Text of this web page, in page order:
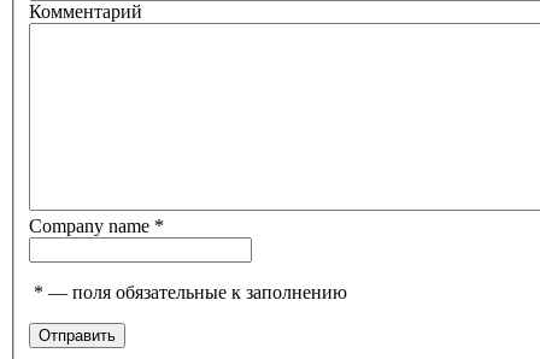
Комментарий
Company name *
* — поля обязательные к заполнению